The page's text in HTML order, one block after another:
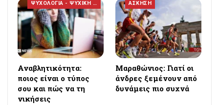
ΨΥΧΟΛΟΓΙΑ - ΨΥΧΙΚΗ ΥΓΕΙΑ
Αναβλητικότητα:
ποιος είναι ο τύπος
σου και πώς να τη
νικήσεις
ΑΣΚΗΣΗ
Μαραθώνιος: Γιατί οι
άνδρες ξεμένουν από
δυνάμεις πιο συχνά